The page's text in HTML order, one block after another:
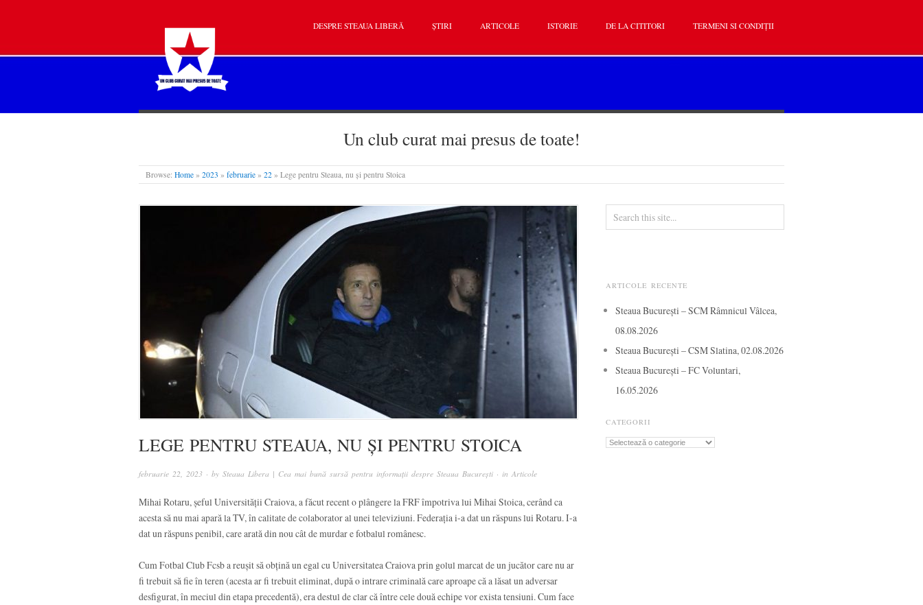
STEAUA LIBERĂ
DESPRE STEAUA LIBERĂ ȘTIRI ARTICOLE ISTORIE DE LA CITITORI TERMENI SI CONDIȚII
Un club curat mai presus de toate!
Browse: Home » 2023 » februarie » 22 » Lege pentru Steaua, nu și pentru Stoica
LEGE PENTRU STEAUA, NU ȘI PENTRU STOICA
februarie 22, 2023 · by Steaua Libera | Cea mai bună sursă pentru informații despre Steaua București · in Articole
Mihai Rotaru, șeful Universității Craiova, a făcut recent o plângere la FRF împotriva lui Mihai Stoica, cerând ca
acesta să nu mai apară la TV, în calitate de colaborator al unei televiziuni. Federația i-a dat un răspuns lui Rotaru. I-a
dat un răspuns penibil, care arată din nou cât de murdar e fotbalul românesc.
Cum Fotbal Club Fcsb a reușit să obțină un egal cu Universitatea Craiova prin golul marcat de un jucător care nu ar
fi trebuit să fie în teren (acesta ar fi trebuit eliminat, după o intrare criminală care aproape că a lăsat un adversar
desfigurat, în meciul din etapa precedentă), era destul de clar că între cele două echipe vor exista tensiuni. Cum face
ARTICOLE RECENTE
Steaua București – SCM Râmnicul Vâlcea,
08.08.2026
Steaua București – CSM Slatina, 02.08.2026
Steaua București – FC Voluntari,
16.05.2026
CATEGORII
Categorii